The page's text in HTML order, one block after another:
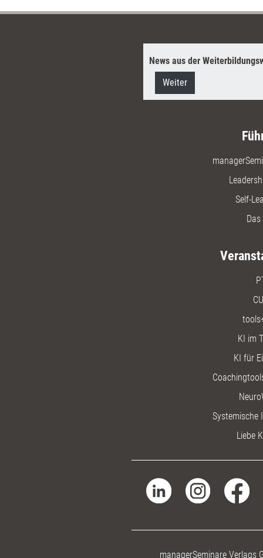
News aus der
Weiter
Self-
KI im
KI für
Systemische
Liebe
managerSeminare Verlags